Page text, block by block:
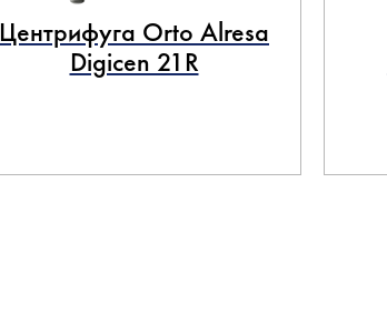
Центрифуга Orto Alresa
Digicen 21R